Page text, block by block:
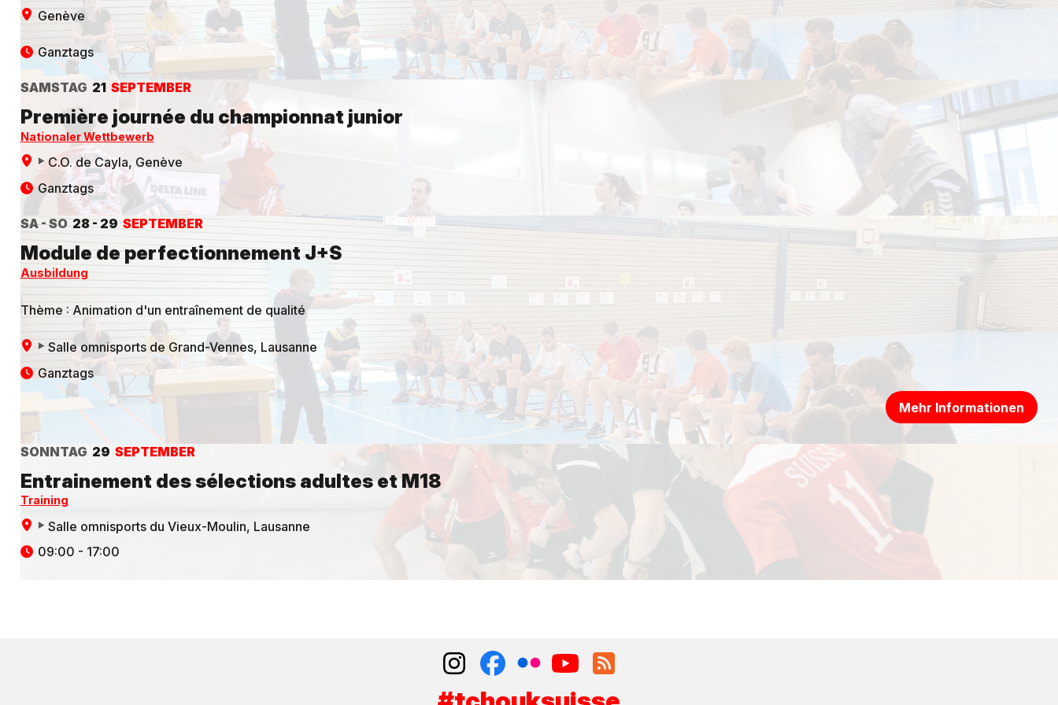
Genève
Ganztags
SAMSTAG 21 SEPTEMBER
Première journée du championnat junior
Nationaler Wettbewerb
C.O. de Cayla, Genève
Ganztags
SA - SO 28 - 29 SEPTEMBER
Module de perfectionnement J+S
Ausbildung
Thème : Animation d'un entraînement de qualité
Salle omnisports de Grand-Vennes, Lausanne
Ganztags
Mehr Informationen
SONNTAG 29 SEPTEMBER
Entrainement des sélections adultes et M18
Training
Salle omnisports du Vieux-Moulin, Lausanne
09:00 - 17:00